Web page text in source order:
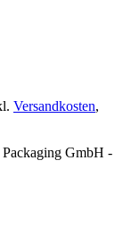
Versandkosten,
GmbH -